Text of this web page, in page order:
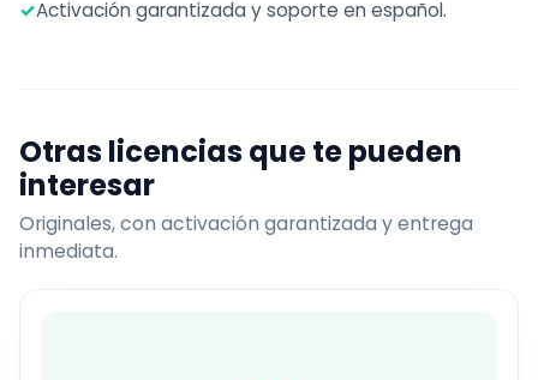
✓Activación garantizada y soporte en español.
Otras licencias que te pueden
interesar
Originales, con activación garantizada y entrega
inmediata.